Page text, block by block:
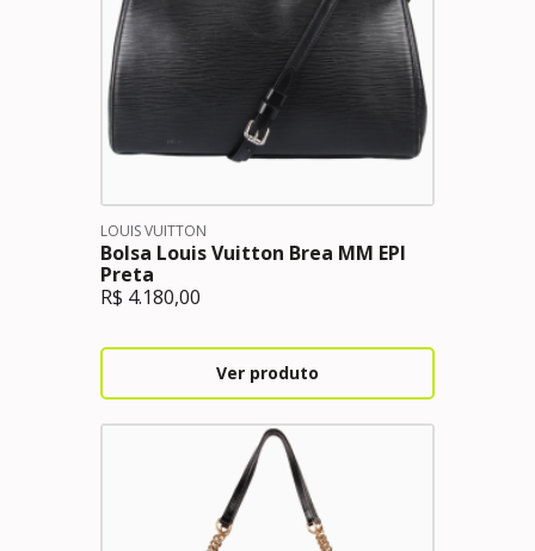
LOUIS VUITTON
Bolsa Louis Vuitton Brea MM EPI
Preta
R$ 4.180,00
Ver produto